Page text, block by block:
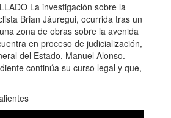
La investigación sobre la
Brian Jáuregui, ocurrida tras un
zona de obras sobre la avenida
en proceso de judicialización,
del Estado, Manuel Alonso.
continúa su curso legal y que,